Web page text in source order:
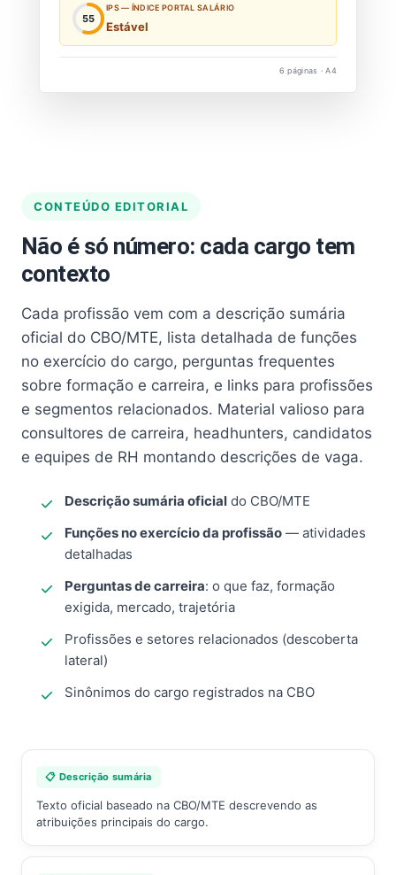
55
IPS — ÍNDICE PORTAL SALÁRIO
Estável
6 páginas · A4
CONTEÚDO EDITORIAL
Não é só número: cada cargo tem
contexto
Cada profissão vem com a descrição sumária
oficial do CBO/MTE, lista detalhada de funções
no exercício do cargo, perguntas frequentes
sobre formação e carreira, e links para profissões
e segmentos relacionados. Material valioso para
consultores de carreira, headhunters, candidatos
e equipes de RH montando descrições de vaga.
Descrição sumária oficial do CBO/MTE
Funções no exercício da profissão — atividades
detalhadas
Perguntas de carreira: o que faz, formação
exigida, mercado, trajetória
Profissões e setores relacionados (descoberta
lateral)
Sinônimos do cargo registrados na CBO
📋 Descrição sumária
Texto oficial baseado na CBO/MTE descrevendo as
atribuições principais do cargo.